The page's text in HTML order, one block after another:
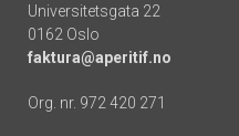
Universitetsgata 22
0162 Oslo
faktura@aperitif.no
Org. nr. 972 420 271